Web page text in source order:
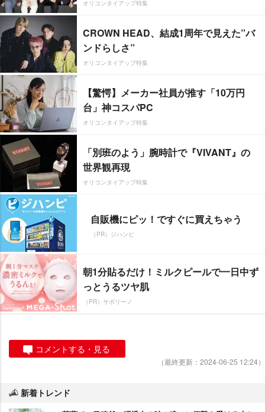
オリコンタイアップ特集
CROWN HEAD、結成1周年で見えた”バ
ンドらしさ”
オリコンタイアップ特集
【驚愕】メーカー社員が推す「10万円
台」神コスパPC
オリコンタイアップ特集
「別班のよう」腕時計で『VIVANT』の
世界観再現
オリコンタイアップ特集
自販機にピッ！ですぐに買えちゃう
（PR）ジハンピ
朝1分貼るだけ！ミルクピールで一日中ず
っとうるツヤ肌
（PR）サボリーノ
コメントする・見る
（最終更新：2024-06-25 12:24）
新着トレンド